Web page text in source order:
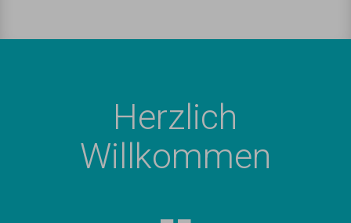
Herzlich
Willkommen